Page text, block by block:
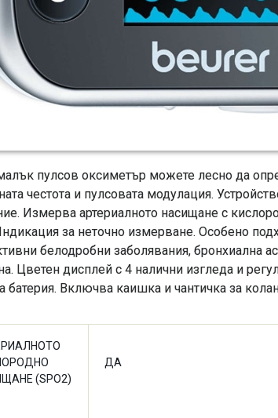
пулсов оксиметър можете лесно да
честота и пулсовата модулация.
Измерва артериалното насищане с
за неточно измерване. Особено
белодробни заболявания, бронхиална
Цветен дисплей с 4 налични изгледа и
батерия. Включва каишка и чантичка за
(SPO2)
ДА